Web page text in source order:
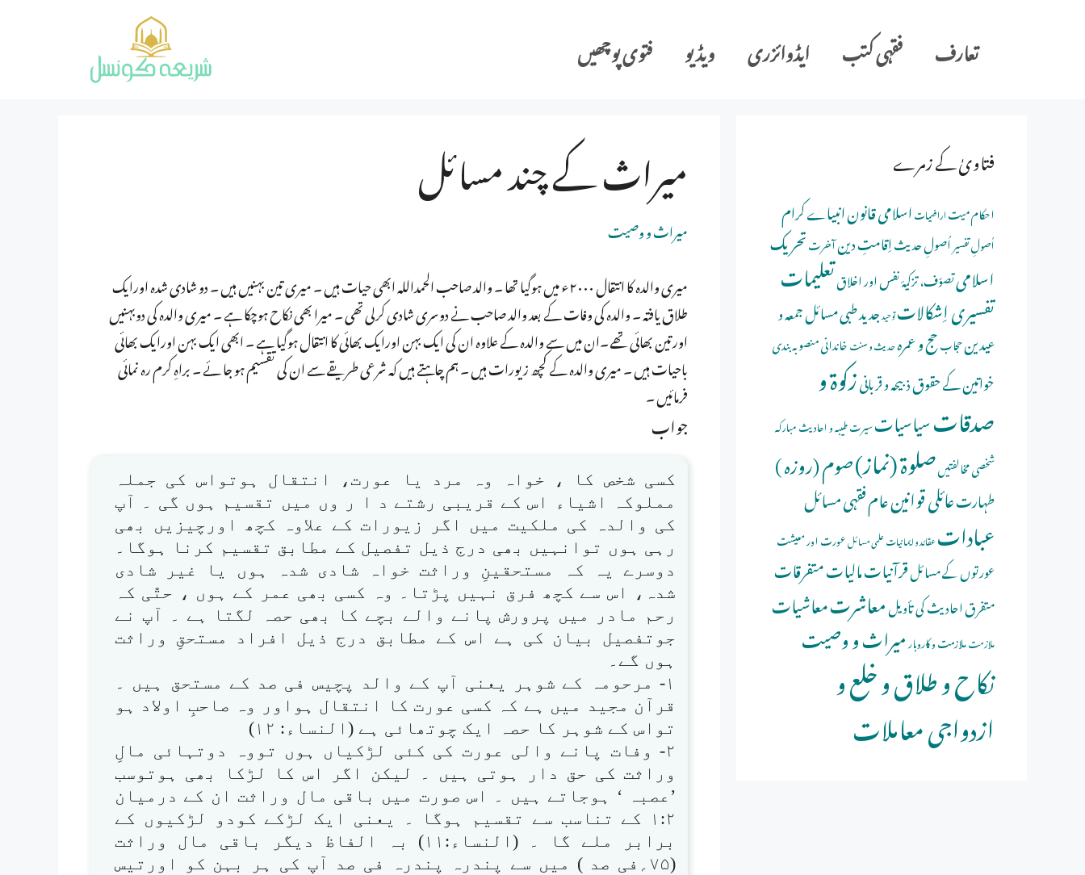
تعارف فقہی کتب ایڈوائزری ویڈیو فتوی پوچھیں
میراث کے چند مسائل
میراث و وصیت
میری والدہ کا انتقال ۲۰۰۰ء میں ہوگیا تھا ۔ والد صاحب الحمداللہ ابھی حیات ہیں ۔ میری تین بہنیں ہیں ۔ دو شادی شدہ اورایک
طلاق یافتہ ۔ والدہ کی وفات کے بعد والد صاحب نے دوسری شادی کرلی تھی ۔ میرا بھی نکاح ہوچکا ہے ۔ میری والدہ کی دوبہنیں
اورتین بھائی تھے ۔ان میں سے والدہ کے علاوہ ان کی ایک بہن اورایک بھائی کا انتقال ہوگیا ہے ۔ ابھی ایک بہن اورایک بھائی
باحیات ہیں ۔ میری والدہ کے کچھ زیورات ہیں ۔ ہم چاہتے ہیں کہ شرعی طریقے سے ان کی تقسیم ہو جا ئے ۔ براہِ کرم رہ نمائی
فرمائیں ۔
جواب
کسی شخص کا ، خواہ وہ مرد یا عورت، انتقال ہوتواس کی جملہ
مملوکہ اشیاء اس کے قریبی رشتے د ا ر وں میں تقسیم ہوں گی ۔ آپ
کی والدہ کی ملکیت میں اگر زیورات کے علاوہ کچھ اورچیزیں بھی
رہی ہوں توانہیں بھی درج ذیل تفصیل کے مطابق تقسیم کرنا ہوگا۔
دوسرے یہ کہ مستحقینِ وراثت خواہ شادی شدہ ہوں یا غیر شادی
شدہ، اس سے کچھ فرق نہیں پڑتا۔ وہ کسی بھی عمر کے ہوں ، حتّٰی کہ
رحم مادر میں پرورش پانے والے بچے کا بھی حصہ لگتا ہے ۔ آپ نے
جوتفصیل بیان کی ہے اس کے مطابق درج ذیل افراد مستحقِ وراثت
ہوں گے۔
۱- مرحومہ کے شوہر یعنی آپ کے والد پچیس فی صد کے مستحق ہیں ۔
قرآن مجید میں ہے کہ کسی عورت کا انتقال ہواور وہ صاحبِ اولاد ہو
تواس کے شوہر کا حصہ ایک چوتھائی ہے (النساء: ۱۲)
۲- وفات پانے والی عورت کی کئی لڑکیاں ہوں تووہ دوتہائی مالِ
وراثت کی حق دار ہوتی ہیں ۔ لیکن اگر اس کا لڑکا بھی ہوتوسب
’عصبہ ‘ ہوجاتے ہیں ۔ اس صورت میں باقی مال وراثت ان کے درمیان
۱:۲ کے تناسب سے تقسیم ہوگا ۔ یعنی ایک لڑکے کودو لڑکیوں کے
برابر ملے گا ۔ (النساء:۱۱) بہ الفاظ دیگر باقی مال وراثت
(۷۵؍فی صد ) میں سے پندرہ پندرہ فی صد آپ کی ہر بہن کو اورتیس
فتاویٰ کے زمرے
احکام میتاراضیاتاسلامی قانونانبیاے کرام
اُصولِ تفسیراُصولِ حدیثاِقامتِ دینآخرتتحریک
اسلامیتصوّف، تزکیۂ نفس اور اخلاقتعلیمات
تفسیری اِشکالاتتوحیدجدید طبی مسائلجمعہ و
عیدینحجابحج و عمرہحدیث و سنتخاندانی منصوبہ بندی
خواتین کے حقوقذبیحہ و قربانیزکوۃ و
صدقاتسیاسیاتسیرت طیبہ و احادیث مبارکہ
شخصی مخالفتیںصلوة (نماز)صوم (روزہ )
طہارتعائلی قوانینعام فقہی مسائل
عباداتعقائد و ایمانیاتعلمی مسائلعورت اور معیشت
عورتوں کے مسائلقرآنیاتمالیاتمتفرقات
متفرق احادیث کی تأویلمعاشرتمعاشیات
ملازمتملازمت و کاروبارمیراث و وصیت
نکاح و طلاق و خلع و
ازدواجی معاملات